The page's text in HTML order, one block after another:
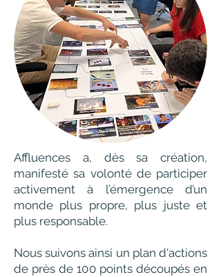
Affluences a, dès sa création,
manifesté sa volonté de participer
activement à l’émergence d’un
monde plus propre, plus juste et
plus responsable.
Nous suivons ainsi un plan d'actions
de près de 100 points découpés en